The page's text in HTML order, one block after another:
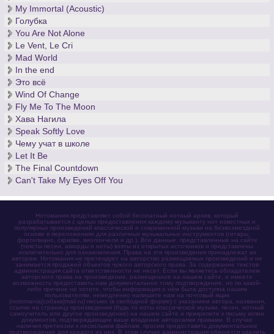
My Immortal (Acoustic)
Голубка
You Are Not Alone
Le Vent, Le Cri
Mad World
In the end
Это всё
Wind Of Change
Fly Me To The Moon
Хава Нагила
Speak Softly Love
Чему учат в школе
Let It Be
The Final Countdown
Can't Take My Eyes Off You
Нотомания представляет собой бесплатный нотный архив, который
разрабатывается с целью предоставления каждому музыканту нот известных и
популярных произведений классической и современной музыки на безвозмездной
основе в переложениях для различных музыкальных инструментов (гитары,
фортепиано, скрипки, виолончели и др.). Все данные, представленные на сайте
(тексты песен, аккорды и ноты) взяты из открытых источников и представлены
исключительно для ознакомления. Права на эти произведения принадлежат их
авторам. Нотомания не претендует на авторство размещаемых произведений и не
занимается продажей объектов чужого авторского права. За содержание текстов
администрация сайта ответственности не несет. Если вы являетесь обладателем
авторского права на произведение, размещенное на нашем сайте, и имеете
возможность предоставить нам документальное тому подтверждение, но по какой-
либо причине не хотите, чтобы информация о нём была доступна нашим
пользователям, немедленно напишите нам на почтовый ящик
(notomania[собака]mail.ru) письмо (в свободной форме) с указанием автора, названия,
ссылки на страницу произведения (будь то ноты классической музыки, песен, нотный
самоучитель или другое произведение) на нашем сайте и прикрепите к письму копии
документов, подтверждающие ваше владение авторскими правами. В случае
наличия претензии к нескольким файлам, просим предоставить документальное
подтверждение для каждого из них. В этом случае администрация обязуется удалить